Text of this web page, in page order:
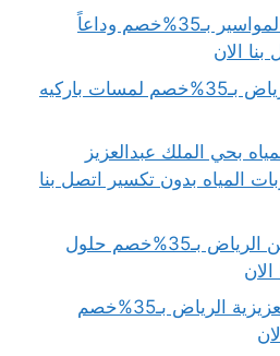
علاج تسرب المياه من المواسير بـ35%خصم وداعاً
الان
شركة تركيب باركية بالرياض بـ35%خصم لمسات باركيه
بحي الملك عبدالعزيز
المياه بدون تكسير اتصل بنا
كشف تسربات المياه لبن الرياض بـ35%خصم حلول
كشف تسربات المياه العزيزية الرياض بـ35%خصم